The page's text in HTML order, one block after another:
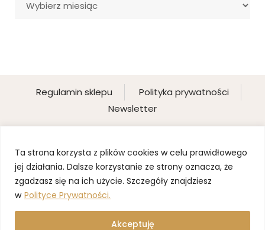
Ta strona korzysta z plików cookies w celu prawidłowego
jej działania. Dalsze korzystanie ze strony oznacza, że
zgadzasz się na ich użycie. Szczegóły znajdziesz
w Polityce Prywatności.
Akceptuję
Regulamin sklepu
Polityka prywatności
Newsletter